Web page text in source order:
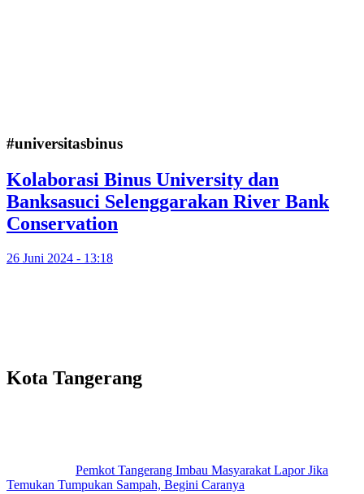
#universitasbinus
Kolaborasi Binus University dan
Banksasuci Selenggarakan River Bank
Conservation
26 Juni 2024 - 13:18
Kota Tangerang
Pemkot Tangerang Imbau Masyarakat Lapor Jika
Temukan Tumpukan Sampah, Begini Caranya